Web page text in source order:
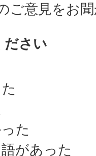
ご意見をお
ださい
た
があった